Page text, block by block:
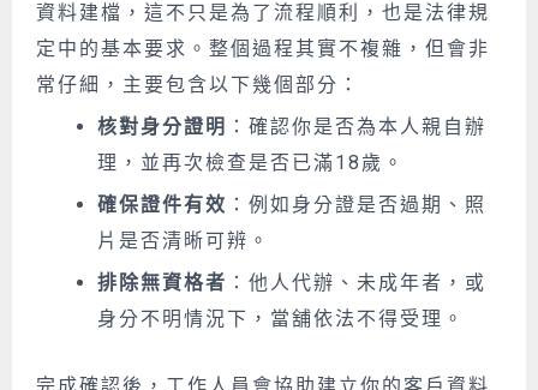
資料建檔，這不只是為了流程順利，也是法律規
定中的基本要求。整個過程其實不複雜，但會非
常仔細，主要包含以下幾個部分：
核對身分證明 ：確認你是否為本人親自辦
理，並再次檢查是否已滿18歲。
確保證件有效 ：例如身分證是否過期、照
片是否清晰可辨。
排除無資格者 ：他人代辦、未成年者，或
身分不明情況下，當舖依法不得受理。
完成確認後，工作人員會協助建立你的客戶資料